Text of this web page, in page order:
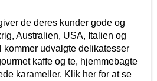
de deres kunder gode og
Australien, USA, Italien og
kommer udvalgte delikatesser
kaffe og te, hjemmebagte
karameller. Klik her for at se